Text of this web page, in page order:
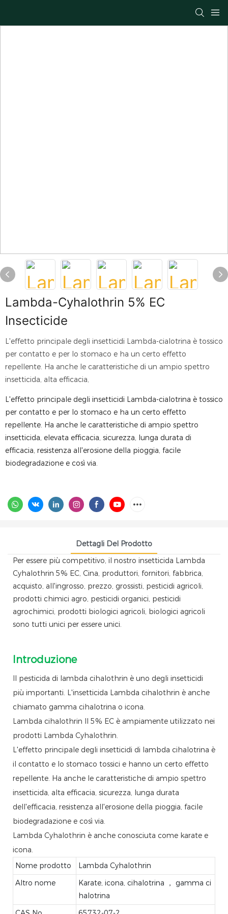
Lambda-Cyhalothrin 5% EC
Insecticide
L'effetto principale degli insetticidi Lambda-cialotrina è tossico
per contatto e per lo stomaco e ha un certo effetto
repellente. Ha anche le caratteristiche di un ampio spettro
insetticida, alta efficacia,
L'effetto principale degli insetticidi Lambda-cialotrina è tossico
per contatto e per lo stomaco e ha un certo effetto
repellente. Ha anche le caratteristiche di ampio spettro
insetticida, elevata efficacia, sicurezza, lunga durata di
efficacia, resistenza all'erosione della pioggia, facile
biodegradazione e così via.
Dettagli Del Prodotto
Per essere più competitivo, il nostro insetticida Lambda
Cyhalothrin 5% EC, Cina, produttori, fornitori, fabbrica,
acquisto, all'ingrosso, prezzo, grossisti, pesticidi agricoli,
prodotti chimici agro, pesticidi organici, pesticidi
agrochimici, prodotti biologici agricoli, biologici agricoli
sono tutti unici per essere unici.
Introduzione
Il pesticida di lambda cihalothrin è uno degli insetticidi
più importanti. L'insetticida Lambda cihalothrin è anche
chiamato gamma cihalotrina o icona.
Lambda cihalothrin Il 5% EC è ampiamente utilizzato nei
prodotti Lambda Cyhalothrin.
L'effetto principale degli insetticidi di lambda cihalotrina è
il contatto e lo stomaco tossici e hanno un certo effetto
repellente. Ha anche le caratteristiche di ampio spettro
insetticida, alta efficacia, sicurezza, lunga durata
dell'efficacia, resistenza all'erosione della pioggia, facile
biodegradazione e così via.
Lambda Cyhalothrin è anche conosciuta come karate e
icona.
Nome prodotto
Lambda Cyhalothrin
Altro nome
Karate, icona, cihalotrina ， gamma ci
halotrina